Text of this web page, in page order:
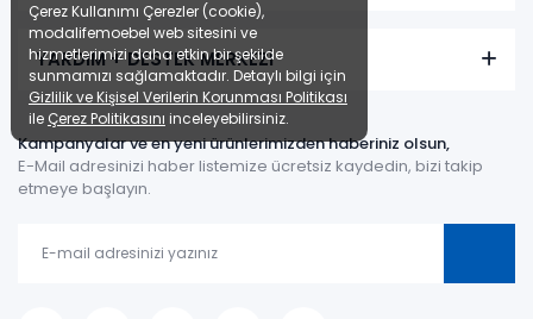
YARDIM + DESTEK MERKEZİ
Kampanyalar ve en yeni ürünlerimizden haberiniz olsun,
E-Mail adresinizi haber listemize ücretsiz kaydedin, bizi takip
etmeye başlayın.
Çerez Kullanımı Çerezler (cookie),
modalifemoebel web sitesini ve
hizmetlerimizi daha etkin bir şekilde
sunmamızı sağlamaktadır. Detaylı bilgi için
Gizlilik ve Kişisel Verilerin Korunması Politikası
ile Çerez Politikasını inceleyebilirsiniz.